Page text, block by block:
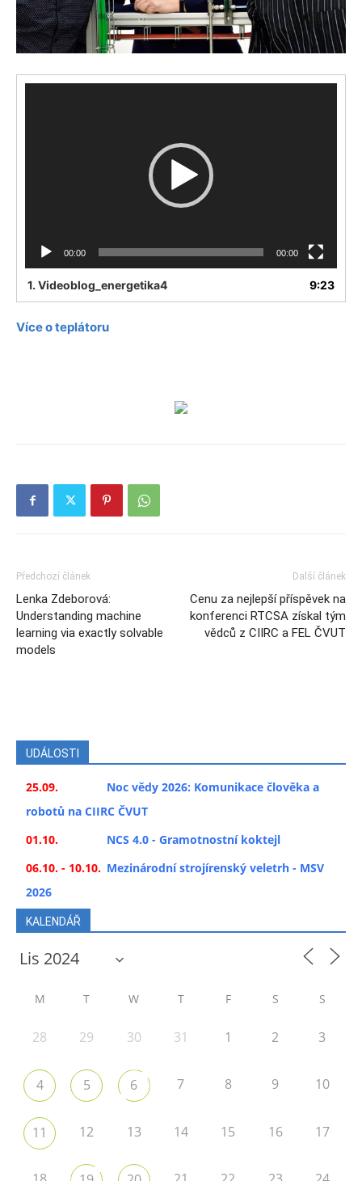
00:00 00:00
1. Videoblog_energetika4 9:23
Více o teplátoru
Předchozí článek
Lenka Zdeborová:
Understanding machine
learning via exactly solvable
models
Další článek
Cenu za nejlepší příspěvek na
konferenci RTCSA získal tým
vědců z CIIRC a FEL ČVUT
UDÁLOSTI
25.09.
Noc vědy 2026: Komunikace člověka a
robotů na CIIRC ČVUT
01.10.
NCS 4.0 - Gramotnostní koktejl
06.10. - 10.10. Mezinárodní strojírenský veletrh - MSV
2026
KALENDÁŘ
M T W T F S S
28 29 30 31 1 2 3
4 5 6 7 8 9 10
11 12 13 14 15 16 17